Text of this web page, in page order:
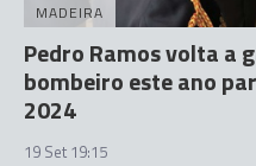
MADEIRA
Pedro Ramos volta a
bombeiro este ano
2024
19 Set 19:15